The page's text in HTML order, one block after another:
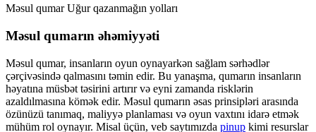
Məsul qumar Uğur qazanmağın yolları
Məsul qumarın əhəmiyyəti
Məsul qumar, insanların oyun oynayarkən sağlam sərhədlər
çərçivəsində qalmasını təmin edir. Bu yanaşma, qumarın insanların
həyatına müsbət təsirini artırır və eyni zamanda risklərin
azaldılmasına kömək edir. Məsul qumarın əsas prinsipləri arasında
özünüzü tanımaq, maliyyə planlaması və oyun vaxtını idarə etmək
mühüm rol oynayır. Misal üçün, veb saytımızda pinup kimi resurslar